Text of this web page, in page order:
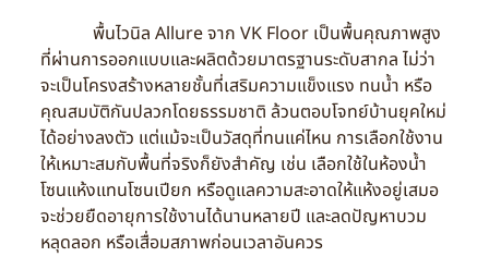
พื้นไวนิล Allure จาก VK Floor เป็นพื้นคุณภาพสูง
ที่ผ่านการออกแบบและผลิตด้วยมาตรฐานระดับสากล ไม่ว่า
จะเป็นโครงสร้างหลายชั้นที่เสริมความแข็งแรง ทนน้ำ หรือ
คุณสมบัติกันปลวกโดยธรรมชาติ ล้วนตอบโจทย์บ้านยุคใหม่
ได้อย่างลงตัว แต่แม้จะเป็นวัสดุที่ทนแค่ไหน การเลือกใช้งาน
ให้เหมาะสมกับพื้นที่จริงก็ยังสำคัญ เช่น เลือกใช้ในห้องน้ำ
โซนแห้งแทนโซนเปียก หรือดูแลความสะอาดให้แห้งอยู่เสมอ
จะช่วยยืดอายุการใช้งานได้นานหลายปี และลดปัญหาบวม
หลุดลอก หรือเสื่อมสภาพก่อนเวลาอันควร